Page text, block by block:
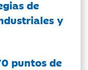
de
y
puntos de